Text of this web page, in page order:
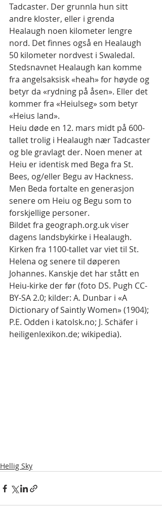
Tadcaster. Der grunnla hun sitt
andre kloster, eller i grenda
Healaugh noen kilometer lengre
nord. Det finnes også en Healaugh
50 kilometer nordvest i Swaledal.
Stedsnavnet Healaugh kan komme
fra angelsaksisk «heah» for høyde og
betyr da «rydning på åsen». Eller det
kommer fra «Heiulseg» som betyr
«Heius land».
Heiu døde en 12. mars midt på 600-
tallet trolig i Healaugh nær Tadcaster
og ble gravlagt der. Noen mener at
Heiu er identisk med Bega fra St.
Bees, og/eller Begu av Hackness.
Men Beda fortalte en generasjon
senere om Heiu og Begu som to
forskjellige personer.
Bildet fra geograph.org.uk viser
dagens landsbykirke i Healaugh.
Kirken fra 1100-tallet var viet til St.
Helena og senere til døperen
Johannes. Kanskje det har stått en
Heiu-kirke der før (foto DS. Pugh CC-
BY-SA 2.0; kilder: A. Dunbar i «A
Dictionary of Saintly Women» (1904);
P.E. Odden i katolsk.no; J. Schäfer i
heiligenlexikon.de; wikipedia).
Hellig Sky